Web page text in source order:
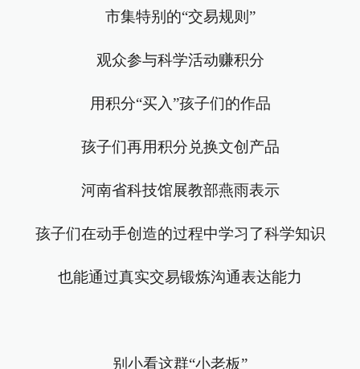
市集特别的“交易规则”
观众参与科学活动赚积分
用积分“买入”孩子们的作品
孩子们再用积分兑换文创产品
河南省科技馆展教部燕雨表示
孩子们在动手创造的过程中学习了科学知识
也能通过真实交易锻炼沟通表达能力
别小看这群“小老板”